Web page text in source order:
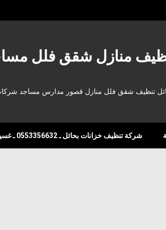
منازل شقق فلل
تنظيف شقق فلل منازل قصور مدارس مساجد
شركة تنظيف خزانات بحائل ـ 0553356632 ـ غسيل خزانات بحائل